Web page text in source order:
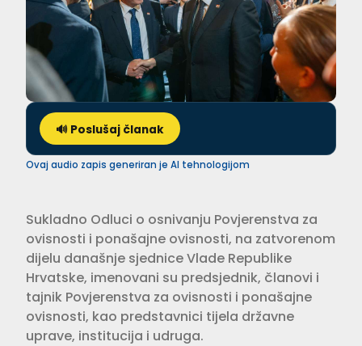
🔊 Poslušaj članak
Ovaj audio zapis generiran je AI tehnologijom
Sukladno Odluci o osnivanju Povjerenstva za
ovisnosti i ponašajne ovisnosti, na zatvorenom
dijelu današnje sjednice Vlade Republike
Hrvatske, imenovani su predsjednik, članovi i
tajnik Povjerenstva za ovisnosti i ponašajne
ovisnosti, kao predstavnici tijela državne
uprave, institucija i udruga.